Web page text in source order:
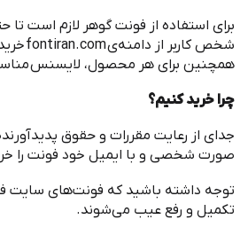
برای استفاده از ‌فونت گوهر لازم است تا
شخص کاربر از دامنهیfontiran.com
همچنین برای هر محصول، لایسنس
چرا خرید کنیم؟
جدای از رعایت مقررات و حقوق
صورت شخصی و با ایمیل خود فونت را
توجه داشته باشید که فونتهای سایت
تکمیل و رفع عیب میشوند.